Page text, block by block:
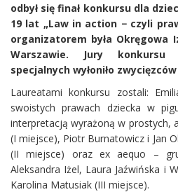
odbył się finał konkursu dla
19 lat „Law in action − czyli
organizatorem była Okręgowa
Warszawie. Jury
specjalnych wyłoniło
Laureatami konkursu zostali:
swoistych prawach dziecka w
interpretacją wyrażoną w prostych,
(I miejsce), Piotr Burnatowicz i Jan
(II miejsce) oraz ex aequo –
Aleksandra Iżel, Laura Jaźwińska i
Karolina Matusiak (III miejsce).